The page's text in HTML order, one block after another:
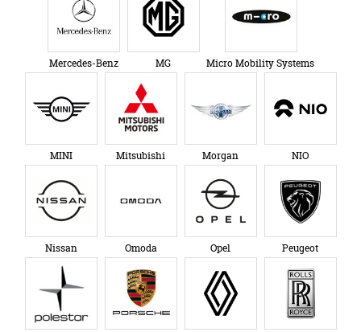
Mercedes-Benz MG Micro Mobility Systems
MINI Mitsubishi Morgan NIO
Nissan Omoda Opel Peugeot